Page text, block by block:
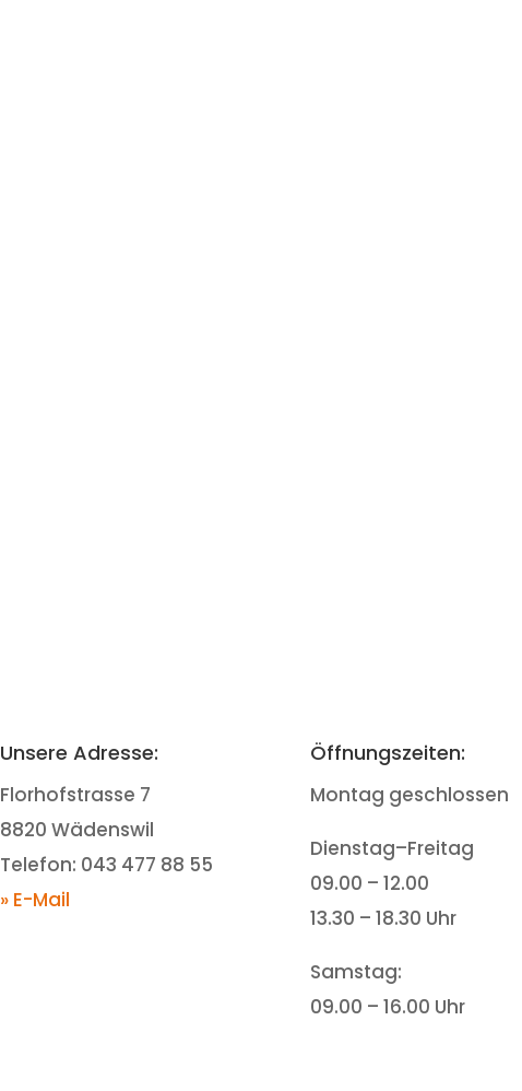
Unsere Adresse:
Florhofstrasse 7
8820 Wädenswil
Telefon: 043 477 88 55
» E-Mail
Öffnungszeiten:
Montag geschlossen
Dienstag–Freitag
09.00 – 12.00
13.30 – 18.30 Uhr
Samstag:
09.00 – 16.00 Uhr